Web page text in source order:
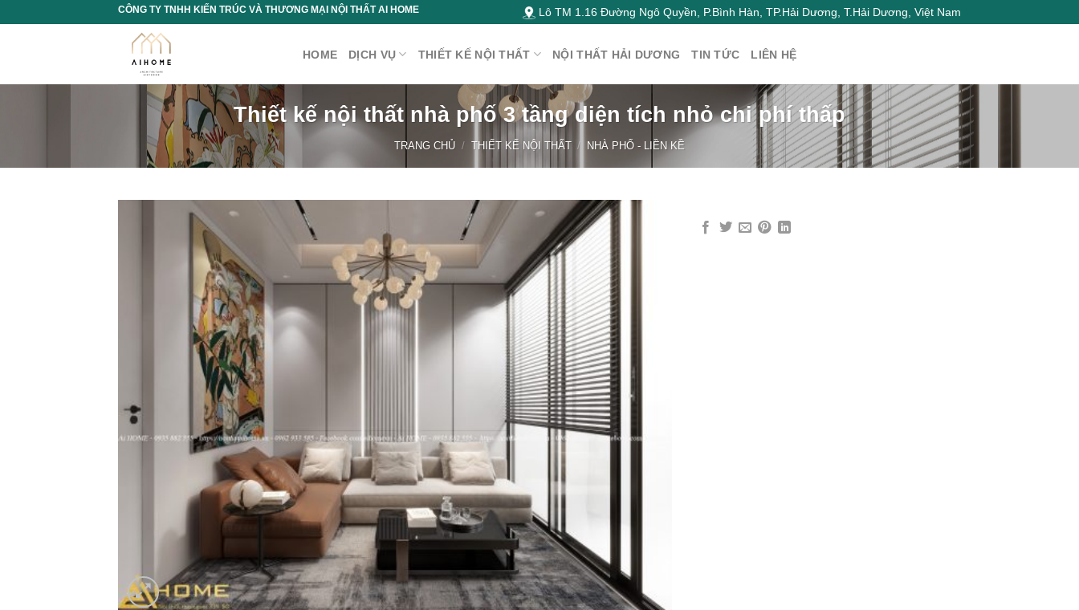
CÔNG TY TNHH KIẾN TRÚC VÀ THƯƠNG MẠI NỘI THẤT AI HOME Lô TM 1.16 Đường Ngô Quyền, P.Bình Hàn, TP.Hải Dương, T.Hải Dương, Việt Nam
HOME DỊCH VỤ THIẾT KẾ NỘI THẤT NỘI THẤT HẢI DƯƠNG TIN TỨC LIÊN HỆ
Thiết kế nội thất nhà phố 3 tầng diện tích nhỏ chi phí thấp
TRANG CHỦ / THIẾT KẾ NỘI THẤT / NHÀ PHỐ - LIỀN KỀ